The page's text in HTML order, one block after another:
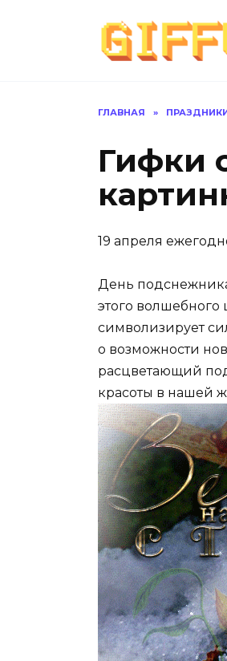
ГЛАВНАЯ »
Гифки
19 апреля
День
этого волшебного
символизирует
о возможности
расцветающий
красоты в нашей